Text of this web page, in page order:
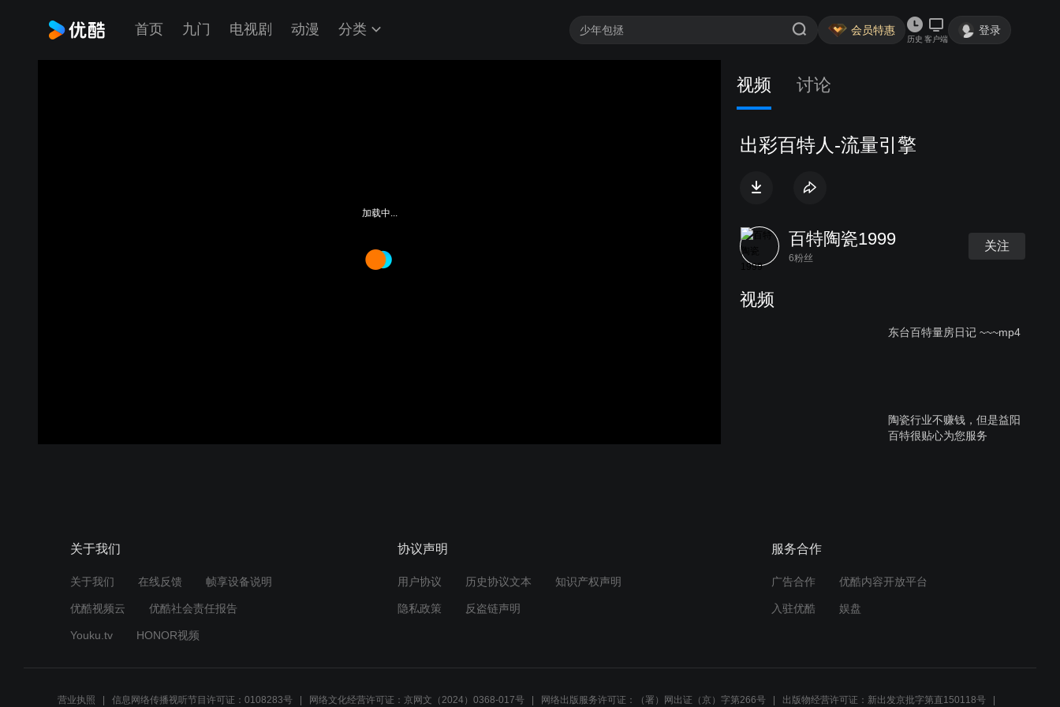
首页 九门 电视剧 动漫 分类 会员特惠
历史 客户端
登录
加载中...
视频 讨论
出彩百特人-流量引擎
百特陶瓷1999
6粉丝
关注
视频
东台百特量房日记 ~~~mp4
陶瓷行业不赚钱，但是益阳
百特很贴心为您服务
关于我们
关于我们 在线反馈 帧享设备说明
优酷视频云 优酷社会责任报告
Youku.tv HONOR视频
协议声明
用户协议 历史协议文本 知识产权声明
隐私政策 反盗链声明
服务合作
广告合作 优酷内容开放平台
入驻优酷 娱盘
营业执照 信息网络传播视听节目许可证：0108283号 网络文化经营许可证：京网文（2024）0368-017号 网络出版服务许可证：（署）网出证（京）字第266号 出版物经营许可证：新出发京批字第直150118号